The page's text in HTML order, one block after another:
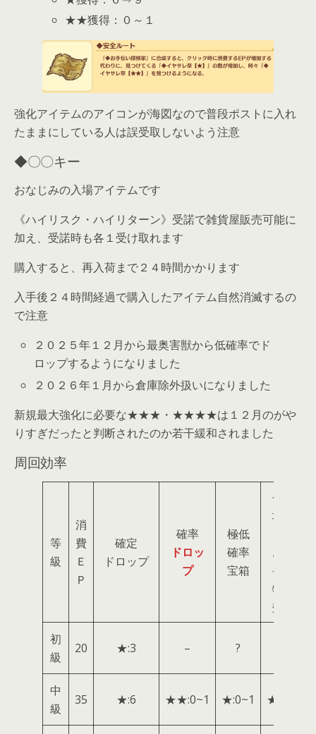
★★獲得：０～１
強化アイテムのアイコンが海図なので普段ポストに入れ
たままにしている人は誤受取しないよう注意
◆〇〇キー
おなじみの入場アイテムです
《ハイリスク・ハイリターン》受諾で雑貨屋販売可能に
加え、受諾時も各１受け取れます
購入すると、再入荷まで２４時間かかります
入手後２４時間経過で購入したアイテム自然消滅するの
で注意
２０２５年１２月から最奥害獣から低確率でド
ロップするようになりました
２０２６年１月から倉庫除外扱いになりました
新規最大強化に必要な★★★・★★★★は１２月のがや
りすぎだったと判断されたのか若干緩和されました
周回効率
等
級
消
費
Ｅ
Ｐ
確定
ドロップ
確率
ドロッ
プ
極低
確率
宝箱
今海
域限
お宝
発見
特性
効果
初
級
20 ★:3 – ?
中
級
35 ★:6 ★★:0~1 ★:0~1 ★:1~2